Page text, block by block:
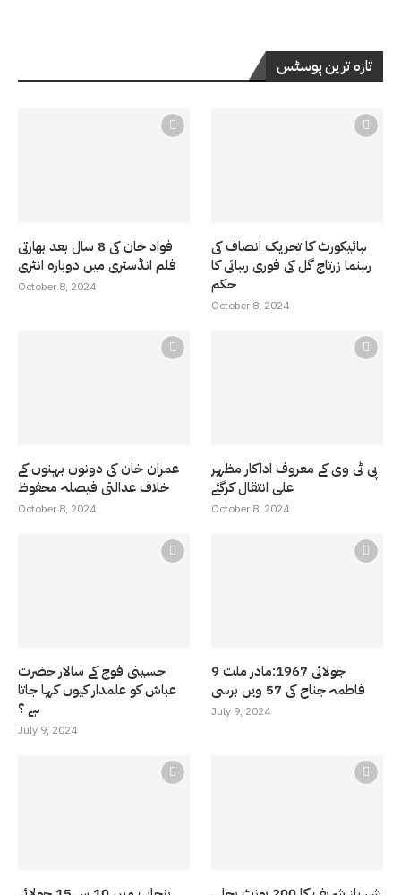
تازہ ترین پوسٹس
فواد خان کی 8 سال بعد بھارتی
فلم انڈسٹری میں دوبارہ انٹری
October 8, 2024
ہائیکورٹ کا تحریک انصاف کی
رہنما زرتاج گل کی فوری رہائی کا
حکم
October 8, 2024
عمران خان کی دونوں بہنوں کے
خلاف عدالتی فیصلہ محفوظ
October 8, 2024
پی ٹی وی کے معروف اداکار مظہر
علی انتقال کرگئے
October 8, 2024
حسینی فوج کے سالار حضرت
عباسّ کو علمدار کیوں کہا جاتا
ہے ؟
July 9, 2024
9 جولائی 1967:مادر ملت
فاطمہ جناح کی 57 ویں برسی
July 9, 2024